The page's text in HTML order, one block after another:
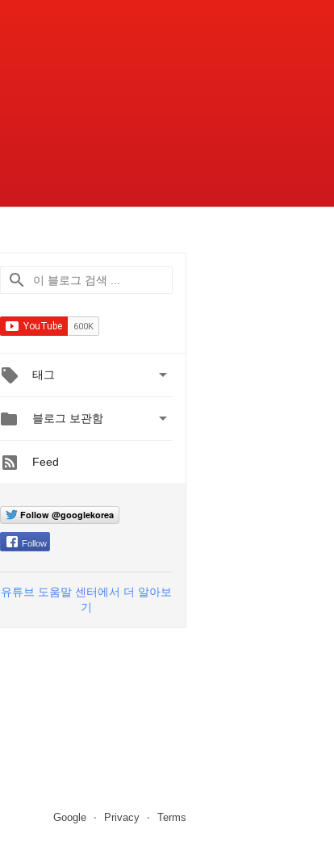
태그 
 블로그 보관함 
Feed
Follow @googlekorea
Follow
유튜브 도움말 센터에서 더 알아보
기
Google Privacy Terms